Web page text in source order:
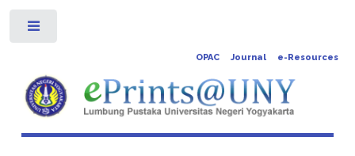
OPAC Journal e-Resources